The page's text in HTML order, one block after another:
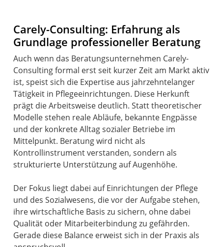
Carely-Consulting: Erfahrung als
Grundlage professioneller Beratung
Auch wenn das Beratungsunternehmen Carely-
Consulting formal erst seit kurzer Zeit am Markt aktiv
ist, speist sich die Expertise aus jahrzehntelanger
Tätigkeit in Pflegeeinrichtungen. Diese Herkunft
prägt die Arbeitsweise deutlich. Statt theoretischer
Modelle stehen reale Abläufe, bekannte Engpässe
und der konkrete Alltag sozialer Betriebe im
Mittelpunkt. Beratung wird nicht als
Kontrollinstrument verstanden, sondern als
strukturierte Unterstützung auf Augenhöhe.
Der Fokus liegt dabei auf Einrichtungen der Pflege
und des Sozialwesens, die vor der Aufgabe stehen,
ihre wirtschaftliche Basis zu sichern, ohne dabei
Qualität oder Mitarbeiterbindung zu gefährden.
Gerade diese Balance erweist sich in der Praxis als